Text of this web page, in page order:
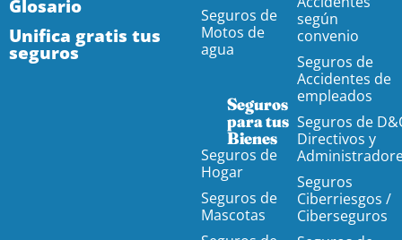
Glosario
Unifica gratis tus
seguros
Seguros de
Motos de
agua
Seguros
para tus
Bienes
Seguros de
Hogar
Seguros de
Mascotas
según
convenio
Seguros de
Accidentes de
empleados
Seguros de
Directivos y
Seguros
Ciberriesgos /
Ciberseguros